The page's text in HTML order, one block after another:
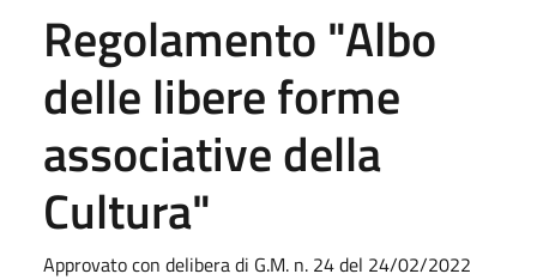
Regolamento "Albo
delle libere forme
associative della
Cultura"
Approvato con delibera di G.M. n. 24 del 24/02/2022